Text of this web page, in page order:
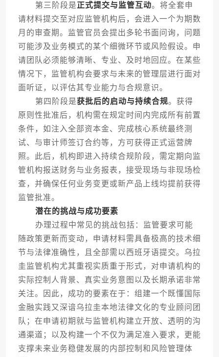
第三阶段是正式提交与监管互动。将全套申
请材料提交至对应监管机构后，会进入一个为期数
月的审查期。监管官员会提出多轮书面问询，问题
可能涉及业务模式的某个细微环节或风险假设。申
请团队必须能够清晰、专业、及时地回应。在某些
情况下，监管机构会要求与未来的管理层进行面对
面听证，以评估其专业能力与合规意识。
第四阶段是获批后的启动与持续合规。获得
原则性批准后，机构需在规定时间内完成所有前置
条件，如注入全部资本金、完成核心系统最终测
试、与审计师签订合约等，方可获得正式运营牌
照。此后，机构即进入持续合规阶段，需定期向监
管机构报送财务与业务报表，接受现场与非现场检
查，并确保任何业务变更或新产品上线均提前获得
监管批准。
潜在的挑战与成功要素
办理过程中常见的挑战包括：监管要求可能
随政策更新而变动，申请材料需具备极高的技术细
节与法律准确性，且全部需以西班牙语提交。乌拉
圭监管机构尤其重视实质重于形式，对申请机构的
实际控制人背景、真实业务意图以及长期承诺非常
关注。因此，成功的要素在于：组建一个既懂国际
金融实践又深谙乌拉圭本地法律文化的专业顾问团
队；在申请初期就与监管机构建立开放、透明的沟
通渠道；以及构建一个不仅为满足准入要求，更能
支撑未来业务稳健发展的内部控制和风险管理体